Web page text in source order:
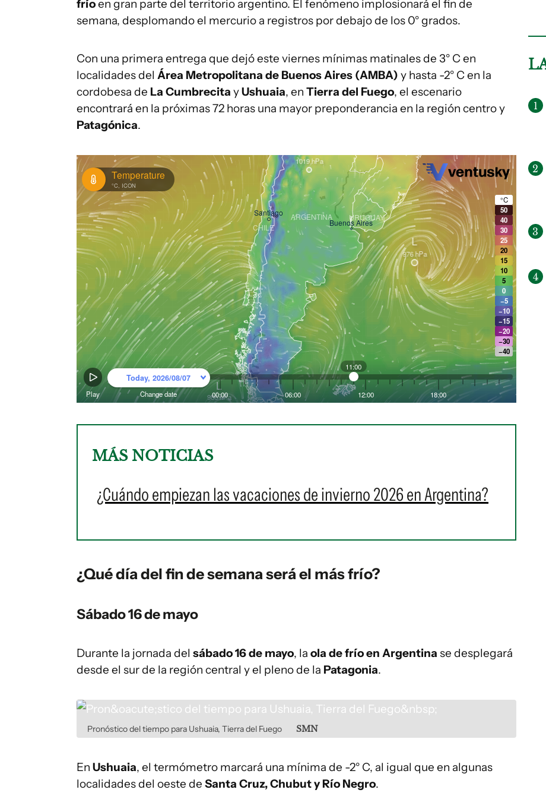
fríoen gran parte del territorio argentino. El fenómeno implosionará el fin de
semana, desplomando el mercurio a registros por debajo de los 0° grados.
Con una primera entrega que dejó este viernes mínimas matinales de 3° C en
localidades del Área Metropolitana de Buenos Aires (AMBA) y hasta -2° C en la
cordobesa de La Cumbrecita yUshuaia, en Tierra del Fuego, el escenario
encontrará en la próximas 72 horas una mayor preponderancia en la región centro y
Patagónica.
MÁS NOTICIAS
¿Cuándo empiezan las vacaciones de invierno 2026 en Argentina?
¿Qué día del fin de semana será el más frío?
Sábado 16 de mayo
Durante la jornada del sábado 16 de mayo, la ola de frío en Argentina se desplegará
desde el sur de la región central y el pleno de la Patagonia.
Pronóstico del tiempo para Ushuaia, Tierra del Fuego SMN
En Ushuaia, el termómetro marcará una mínima de -2° C, al igual que en algunas
localidades del oeste de Santa Cruz, Chubut y Río Negro.